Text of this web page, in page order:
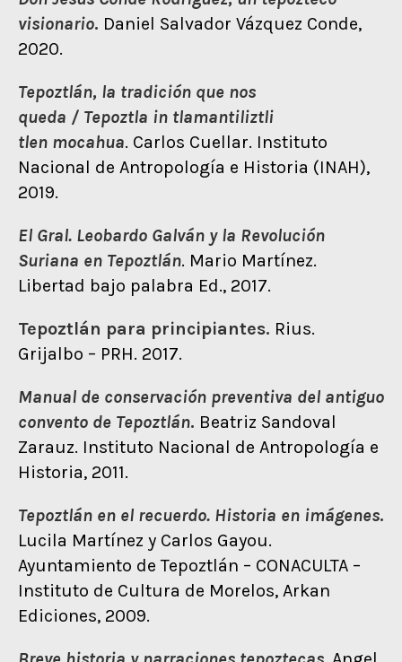
visionario. Daniel Salvador Vázquez Conde,
2020.
Tepoztlán, la tradición que nos
queda / Tepoztla in tlamantiliztli
tlen mocahua. Carlos Cuellar. Instituto
Nacional de Antropología e Historia (INAH),
2019.
El Gral. Leobardo Galván y la Revolución
Suriana en Tepoztlán. Mario Martínez.
Libertad bajo palabra Ed., 2017.
Tepoztlán para principiantes. Rius.
Grijalbo – PRH. 2017.
Manual de conservación preventiva del antiguo
convento de Tepoztlán. Beatriz Sandoval
Zarauz. Instituto Nacional de Antropología e
Historia, 2011.
Tepoztlán en el recuerdo. Historia en imágenes.
Lucila Martínez y Carlos Gayou.
Ayuntamiento de Tepoztlán – CONACULTA –
Instituto de Cultura de Morelos, Arkan
Ediciones, 2009.